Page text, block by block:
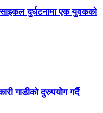
दुर्घटनामा एक युवकको
गाडीको दुरुपयोग गर्दै